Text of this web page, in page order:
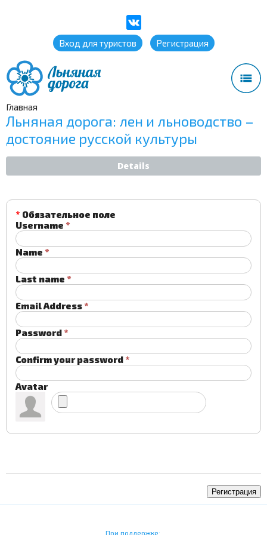
Вход для туристов Регистрация
Главная
Льняная дорога: лен и льноводство –
достояние русской культуры
Details
* Обязательное поле
Username *
Name *
Last name *
Email Address *
Password *
Confirm your password *
Avatar
Регистрация
При поддержке: